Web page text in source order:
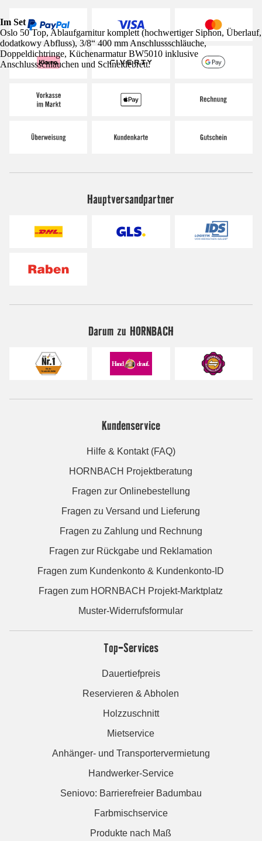
Im Set
Oslo 50 Top, Ablaufgarnitur komplett (hochwertiger Siphon, Überlauf,
dodatkowy Abfluss), 3/8“ 400 mm Anschlussschläuche,
Doppeldichtringe, Küchenarmatur BW5010 inklusive
Anschlussschläuchen und Schneidebrett.
Hauptversandpartner
Darum zu HORNBACH
Kundenservice
Hilfe & Kontakt (FAQ)
HORNBACH Projektberatung
Fragen zur Onlinebestellung
Fragen zu Versand und Lieferung
Fragen zu Zahlung und Rechnung
Fragen zur Rückgabe und Reklamation
Fragen zum Kundenkonto & Kundenkonto-ID
Fragen zum HORNBACH Projekt-Marktplatz
Muster-Widerrufsformular
Top-Services
Dauertiefpreis
Reservieren & Abholen
Holzzuschnitt
Mietservice
Anhänger- und Transportervermietung
Handwerker-Service
Seniovo: Barrierefreier Badumbau
Farbmischservice
Produkte nach Maß